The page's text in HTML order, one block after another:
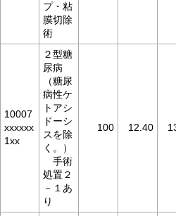
プ・粘
膜切除
術
10007
xxxxxx
1xx
２型糖
尿病
（糖尿
病性ケ
トアシ
ドーシ
スを除
く。）
手術
処置２
－１あ
り
100 12.40